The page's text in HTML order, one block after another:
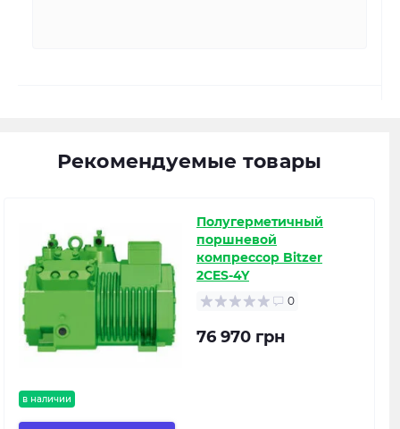
Рекомендуемые товары
в наличии
Полугерметичный
поршневой
компрессор Bitzer
2CES-4Y
0
76 970 грн